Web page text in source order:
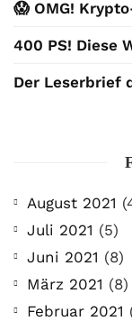
😱 OMG!
400 PS! Diese
Der Leserbrief
August 2021
Juli 2021 (5)
Juni 2021 (8)
März 2021 (8)
Februar 2021